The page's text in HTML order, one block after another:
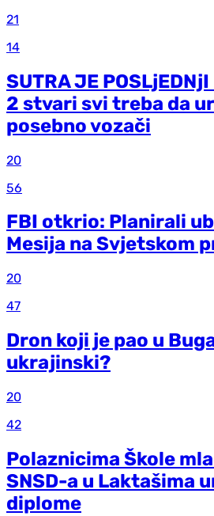
21
14
SUTRA JE
2 stvari svi treba da
posebno vozači
20
56
FBI otkrio: Planirali
Mesija na Svjetskom
20
47
Dron koji je pao u
ukrajinski?
20
42
Polaznicima Škole
SNSD-a u Laktašima
diplome